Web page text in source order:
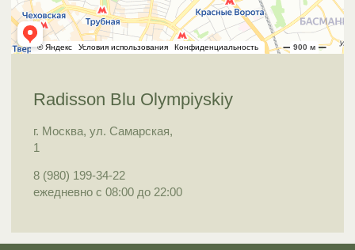
ежедневно с 08:00 до 22:00
Береста Парк Отель
Doubletree by Hilton
Парк-отель Хвоя
Томь Ривер Плаза
SPA THE ELEMENTS Umalas
персональных данных